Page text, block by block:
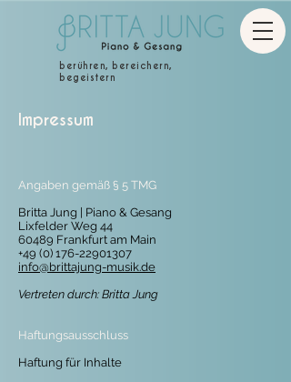
berühren, bereichern,
begeistern
Impressum
Angaben gemäß § 5 TMG
Britta Jung | Piano & Gesang
Lixfelder Weg 44
60489 Frankfurt am Main
+49 (0) 176-22901307
info@brittajung-musik.de
Vertreten durch: Britta Jung
Haftungsausschluss
Haftung für Inhalte